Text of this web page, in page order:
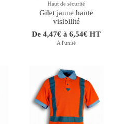
Haut de sécurité
Gilet jaune haute
visibilité
De 4,47€ à 6,54€ HT
A l'unité